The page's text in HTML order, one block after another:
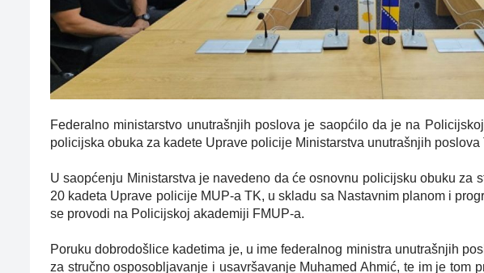
Federalno ministarstvo unutrašnjih poslova je saopćilo da je na
policijska obuka za kadete Uprave policije Ministarstva unutrašnjih poslova
U saopćenju Ministarstva je navedeno da će osnovnu policijsku obuku za
20 kadeta Uprave policije MUP-a TK, u skladu sa Nastavnim planom i
se provodi na Policijskoj akademiji FMUP-a.
Poruku dobrodošlice kadetima je, u ime federalnog ministra unutrašnjih
za stručno osposobljavanje i usavršavanje Muhamed Ahmić, te im je tom